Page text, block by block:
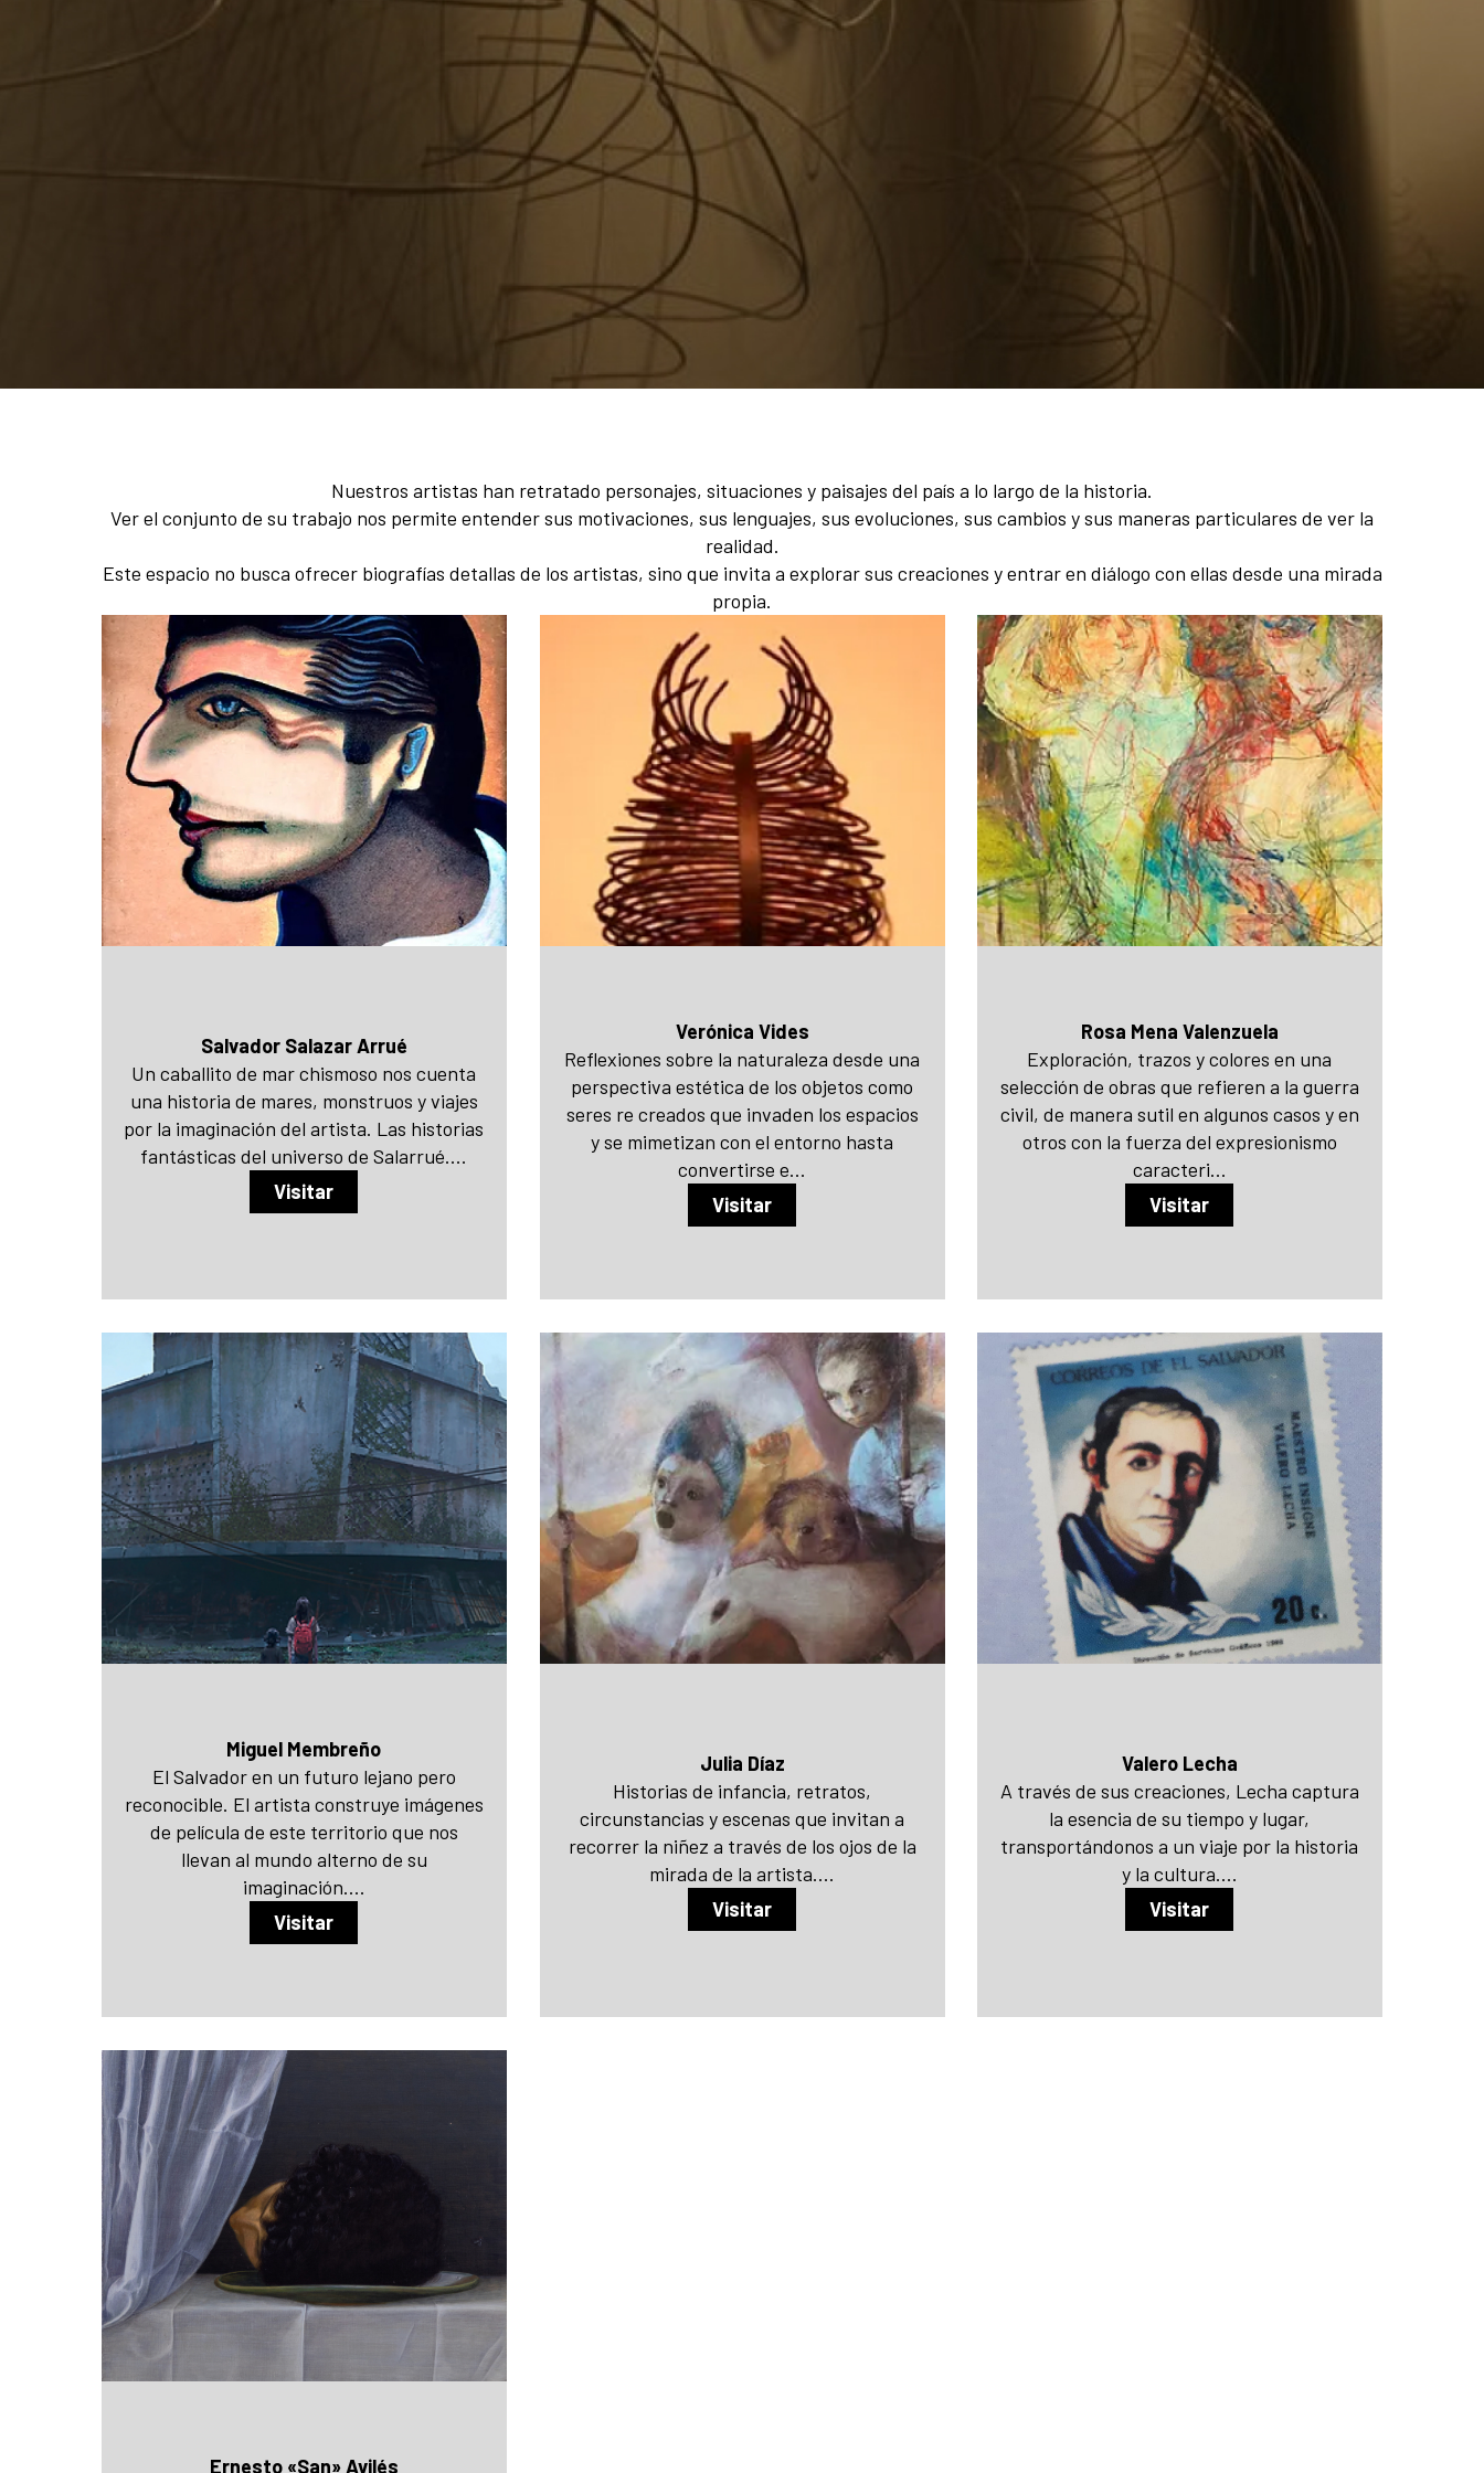
Nuestros artistas han retratado personajes, situaciones y paisajes del país a lo largo de la historia.
Ver el conjunto de su trabajo nos permite entender sus motivaciones, sus lenguajes, sus evoluciones, sus cambios y sus maneras particulares de ver la
realidad.
Este espacio no busca ofrecer biografías detallas de los artistas, sino que invita a explorar sus creaciones y entrar en diálogo con ellas desde una mirada
propia.
Salvador Salazar Arrué
Un caballito de mar chismoso nos cuenta
una historia de mares, monstruos y viajes
por la imaginación del artista. Las historias
fantásticas del universo de Salarrué....
Visitar
Verónica Vides
Reflexiones sobre la naturaleza desde una
perspectiva estética de los objetos como
seres re creados que invaden los espacios
y se mimetizan con el entorno hasta
convertirse e...
Visitar
Rosa Mena Valenzuela
Exploración, trazos y colores en una
selección de obras que refieren a la guerra
civil, de manera sutil en algunos casos y en
otros con la fuerza del expresionismo
caracteri...
Visitar
Miguel Membreño
El Salvador en un futuro lejano pero
reconocible. El artista construye imágenes
de película de este territorio que nos
llevan al mundo alterno de su
imaginación....
Visitar
Julia Díaz
Historias de infancia, retratos,
circunstancias y escenas que invitan a
recorrer la niñez a través de los ojos de la
mirada de la artista....
Visitar
Valero Lecha
A través de sus creaciones, Lecha captura
la esencia de su tiempo y lugar,
transportándonos a un viaje por la historia
y la cultura....
Visitar
Ernesto «San» Avilés